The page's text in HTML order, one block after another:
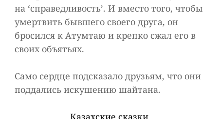
на ‘справедливость’. И вместо того, чтобы
умертвить бывшего своего друга, он
бросился к Атумтаю и крепко сжал его в
своих объятьях.
Само сердце подсказало друзьям, что они
поддались искушению шайтана.
Казахские сказки